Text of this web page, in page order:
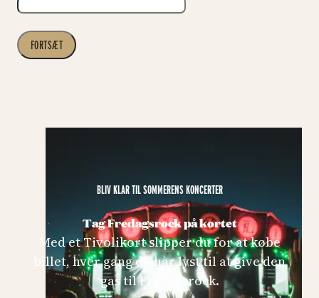
FORTSÆT
Tag Fredagsrock på kortet
BLIV KLAR TIL SOMMERENS KONCERTER
Med et Tivolikort slipper du for at købe
billet, hver gang du har lyst til at give den
gas til Fredagsrock.